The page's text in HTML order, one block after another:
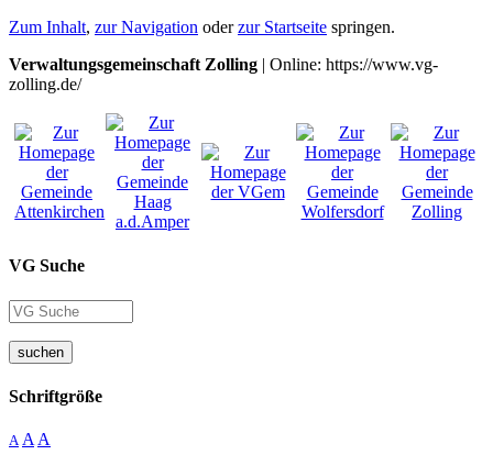
Zum Inhalt, zur Navigation oderzur Startseite springen.
Verwaltungsgemeinschaft Zolling | Online: https://www.vg-
zolling.de/
VG Suche
suchen
Schriftgröße
A A A